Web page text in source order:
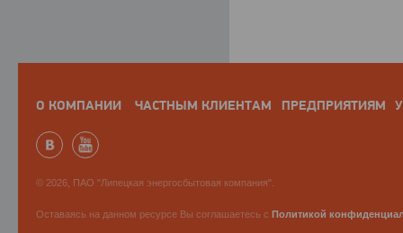
О КОМПАНИИ ЧАСТНЫМ КЛИЕНТАМ ПРЕДПРИЯТИЯМ
© 2026, ПАО "Липецкая энергосбытовая компания".
Оставаясь на данном ресурсе Вы соглашаетесь с Политикой